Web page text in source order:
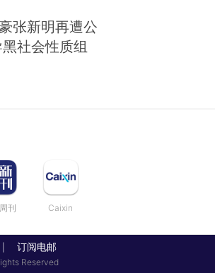
张新明再遭公
社会性质组
刊 Caixin
订阅电邮
Reserved